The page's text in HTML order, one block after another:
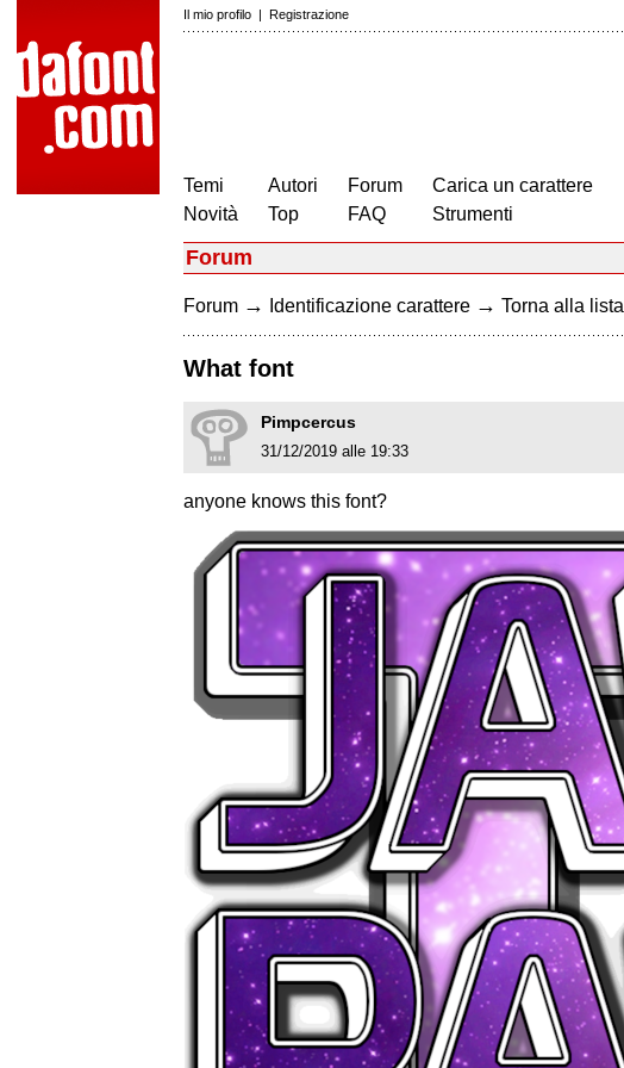
Il mio profilo | Registrazione
Temi
Novità
Autori
Top
Forum
FAQ
Carica un carattere
Strumenti
Forum
Forum → Identificazione carattere → Torna alla lista
What font
Pimpcercus
31/12/2019 alle 19:33
anyone knows this font?